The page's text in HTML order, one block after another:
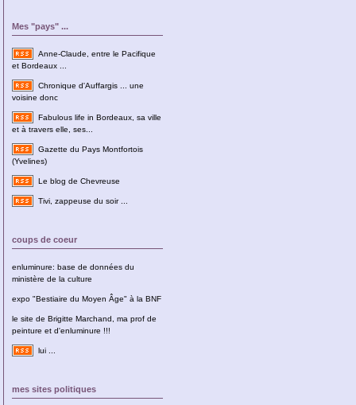
Mes "pays" ...
Anne-Claude, entre le Pacifique
et Bordeaux ...
Chronique d'Auffargis ... une
voisine donc
Fabulous life in Bordeaux, sa ville
et à travers elle, ses...
Gazette du Pays Montfortois
(Yvelines)
Le blog de Chevreuse
Tivi, zappeuse du soir ...
coups de coeur
enluminure: base de données du
ministère de la culture
expo "Bestiaire du Moyen Âge" à la BNF
le site de Brigitte Marchand, ma prof de
peinture et d'enluminure !!!
lui ...
mes sites politiques